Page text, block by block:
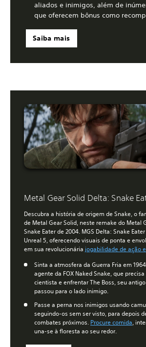
aliados e inimigos, além de
que oferecem bônus como
Saiba mais
Metal Gear Solid Delta: Snake
Descubra a história de origem de Snake, o
de Metal Gear Solid, neste remake do Metal
Snake Eater de 2004. MGS Delta: Snake
Unreal 5, oferecendo visuais de ponta e
em sua revolucionária jogabilidade de ação
Sinta a atmosfera da Guerra Fria em
agente da FOX Naked Snake, que
cientista e enfrentar The Boss, seu
passou para o lado inimigo.
Passe a perna nos inimigos usando
seguindo-os sem ser visto, para depois
combates próximos. Procure comida,
una-se à floresta ao seu redor.